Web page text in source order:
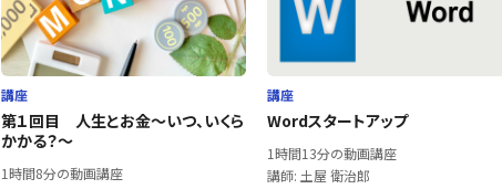
講座
第１回目 人生とお金～いつ、いくら
かかる？～
1時間8分の動画講座
講座
Wordスタートアップ
1時間13分の動画講座
講師: 土屋 衛治郎